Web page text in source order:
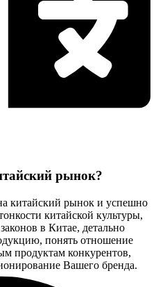
бизнеса в Китае!
рекламных видеороликов и
рынок?
китайский рынок и успешно
китайской культуры,
в Китае, детально
понять отношение
продуктам конкурентов,
Вашего бренда.